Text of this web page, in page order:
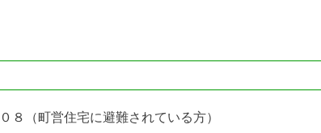
（町営住宅に避難されている方）